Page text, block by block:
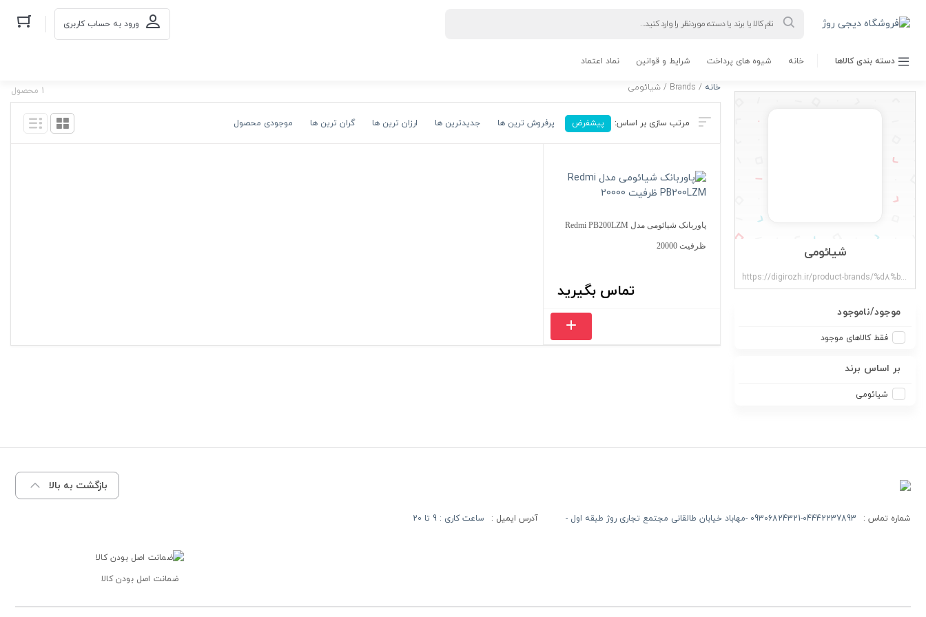
search ورود به حساب کاربری
دسته بندی کالاها خانه شیوه های پرداخت شرایط و قوانین نماد اعتماد
شیائومی
https://digirozh.ir/product-brands/%d8%b4%db%8c%d8%a7%d8%a6%d9%88%d9%85%db%8c/
موجود/ناموجود
فقط کالاهای موجود
بر اساس برند
شیائومی
خانه / Brands / شیائومی 1 محصول
پیشفرض پرفروش ترین ها جدیدترین ها ارزان ترین ها گران ترین ها موجودی محصول
پاوربانک شیائومی مدل Redmi PB200LZM
ظرفیت 20000
تماس بگیرید
بازگشت به بالا
شماره تماس : 09306824321-04442237893 -مهاباد خیابان طالقانی مجتمع تجاری روژ طبقه اول - آدرس ایمیل : ساعت کاری : 9 تا 20
ضمانت اصل بودن کالا